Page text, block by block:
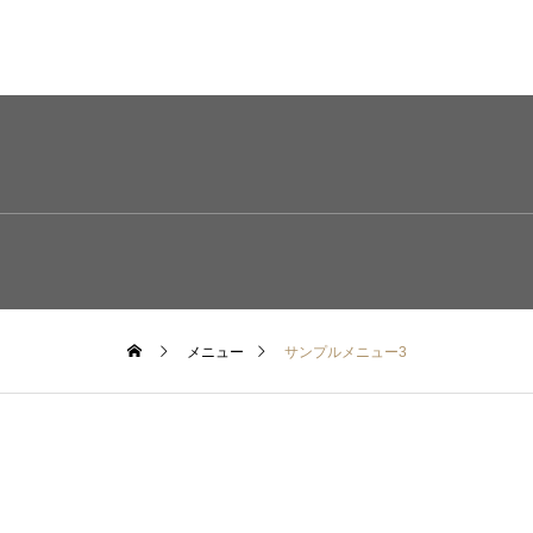
メニュー サンプルメニュー3